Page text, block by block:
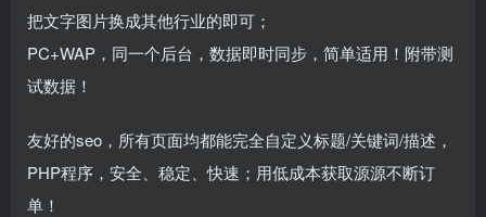
把文字图片换成其他行业的即可；
PC+WAP，同一个后台，数据即时同步，简单适用！附带测
试数据！
友好的seo，所有页面均都能完全自定义标题/关键词/描述，
PHP程序，安全、稳定、快速；用低成本获取源源不断订
单！